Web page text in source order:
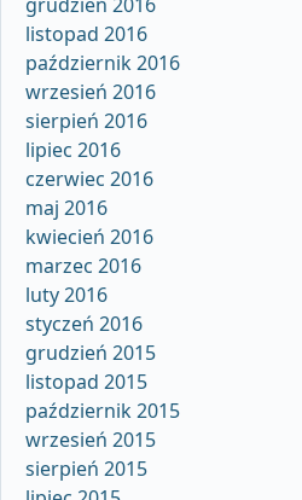
listopad 2016
październik 2016
wrzesień 2016
sierpień 2016
lipiec 2016
czerwiec 2016
maj 2016
kwiecień 2016
marzec 2016
luty 2016
styczeń 2016
grudzień 2015
listopad 2015
październik 2015
wrzesień 2015
sierpień 2015